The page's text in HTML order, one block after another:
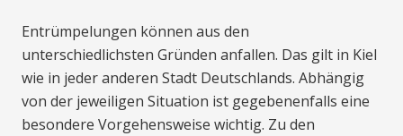
Entrümpelungen können aus den
unterschiedlichsten Gründen anfallen. Das gilt in Kiel
wie in jeder anderen Stadt Deutschlands. Abhängig
von der jeweiligen Situation ist gegebenenfalls eine
besondere Vorgehensweise wichtig. Zu den